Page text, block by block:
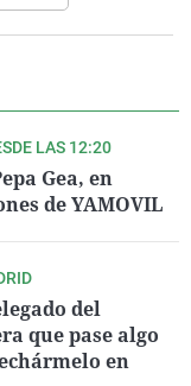
LAS 12:20
Gea, en
de YAMOVIL
del
que pase algo
en